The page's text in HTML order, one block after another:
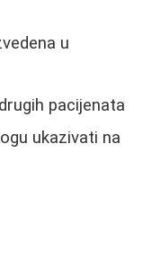
u
pacijenata
ukazivati na